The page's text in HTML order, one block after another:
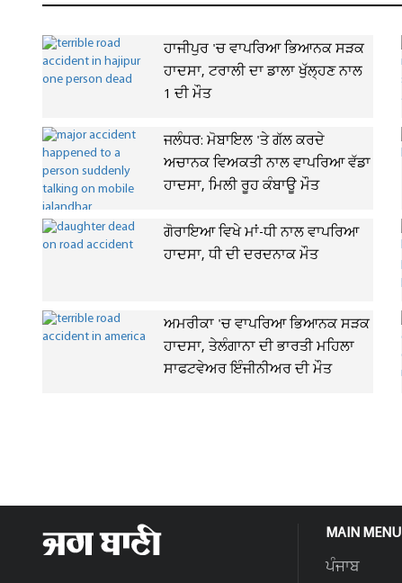
ਹਾਜੀਪੁਰ 'ਚ ਵਾਪਰਿਆ ਭਿਆਨਕ ਸੜਕ
ਹਾਦਸਾ, ਟਰਾਲੀ ਦਾ ਡਾਲਾ ਖੁੱਲ੍ਹਣ ਨਾਲ
1 ਦੀ ਮੌਤ
ਜਲੰਧਰ: ਮੋਬਾਇਲ 'ਤੇ ਗੱਲ ਕਰਦੇ
ਅਚਾਨਕ ਵਿਅਕਤੀ ਨਾਲ ਵਾਪਰਿਆ ਵੱਡਾ
ਹਾਦਸਾ, ਮਿਲੀ ਰੂਹ ਕੰਬਾਊ ਮੌਤ
ਗੋਰਾਇਆ ਵਿਖੇ ਮਾਂ-ਧੀ ਨਾਲ ਵਾਪਰਿਆ
ਹਾਦਸਾ, ਧੀ ਦੀ ਦਰਦਨਾਕ ਮੌਤ
ਅਮਰੀਕਾ 'ਚ ਵਾਪਰਿਆ ਭਿਆਨਕ ਸੜਕ
ਹਾਦਸਾ, ਤੇਲੰਗਾਨਾ ਦੀ ਭਾਰਤੀ ਮਹਿਲਾ
ਸਾਫਟਵੇਅਰ ਇੰਜੀਨੀਅਰ ਦੀ ਮੌਤ
MAIN MENU
ਪੰਜਾਬ